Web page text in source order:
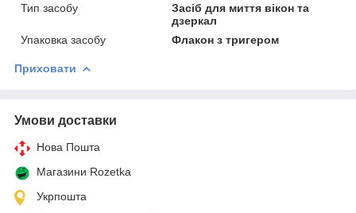
Тип засобу
Засіб для миття вікон та
дзеркал
Упаковка засобу
Флакон з тригером
Приховати
Умови доставки
Нова Пошта
Магазини Rozetka
Укрпошта